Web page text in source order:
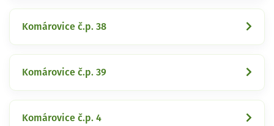
Komárovice č.p. 38
Komárovice č.p. 39
Komárovice č.p. 4